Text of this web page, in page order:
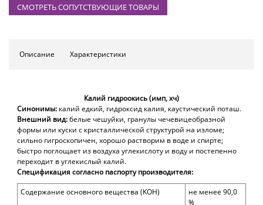
СМОТРЕТЬ СОПУТСТВУЮЩИЕ ТОВАРЫ
Описание Характеристики
Калий гидроокись (имп, хч)
Синонимы: калий едкий, гидроксид калия, каустический поташ.
Внешний вид:белые чешуйки, гранулы чечевицеобразной
формы или куски с кристаллической структурой на изломе;
сильно гигроскопичен, хорошо растворим в воде и спирте;
быстро поглощает из воздуха углекислоту и воду и постепенно
переходит в углекислый калий.
Спецификация согласно паспорту производителя:
Содержание основного вещества (KOH) не менее 90,0
%